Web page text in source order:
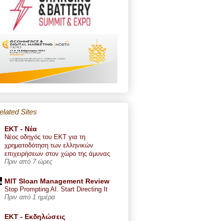
Sites
ΕΚΤ - Nέα
Νέος οδηγός του ΕΚΤ για τη
χρηματοδότηση των ελληνικών
επιχειρήσεων στον χώρο της άμυνας
Πριν από 7 ώρες
MIT Sloan Management Review
Stop Prompting AI. Start Directing It
Πριν από 1 ημέρα
ΕΚΤ - Εκδηλώσεις